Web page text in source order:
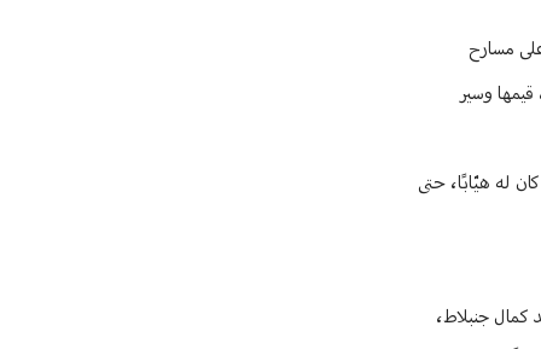
مسارح
قيمها وسير
له هيّابًا، حتى
كمال جنبلاط،